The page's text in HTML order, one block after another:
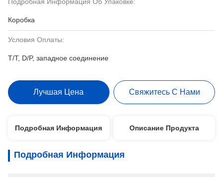
Коробка
Условия Оплаты:
T/T, D/P, западное соединение
Лучшая Цена Свяжитесь С Нами
Подробная Информация Описание Продукта
Подробная Информация